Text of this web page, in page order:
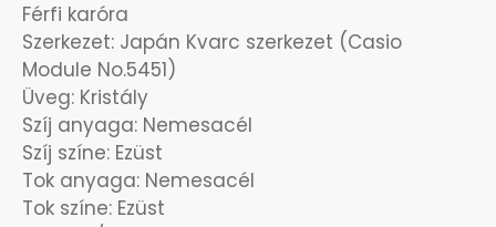
Férfi karóra
Szerkezet: Japán Kvarc szerkezet (Casio
Module No.5451)
Üveg: Kristály
Szíj anyaga: Nemesacél
Szíj színe: Ezüst
Tok anyaga: Nemesacél
Tok színe: Ezüst
ÖNGYÚJTÓK
ÓRAFORGATÓK
ÓRÁS GÉPEK